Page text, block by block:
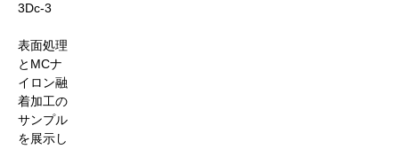
3Dc-3
表面処理
とMCナ
イロン融
着加工の
サンプル
を展示し